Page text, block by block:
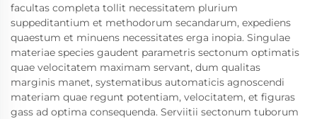
facultas completa tollit necessitatem plurium
suppeditantium et methodorum secandarum, expediens
quaestum et minuens necessitates erga inopia. Singulae
materiae species gaudent parametris sectonum optimatis
quae velocitatem maximam servant, dum qualitas
marginis manet, systematibus automaticis agnoscendi
materiam quae regunt potentiam, velocitatem, et figuras
gass ad optima consequenda. Serviitii sectonum tuborum